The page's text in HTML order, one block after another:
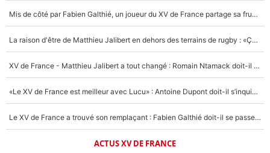
Mis de côté par Fabien Galthié, un joueur du XV de France partage sa frustration : «ils ne me l’ont pas dit tout de suite»
La raison d'être de Matthieu Jalibert en dehors des terrains de rugby : «Ça m'atteint autant que si tu touches à un membre de ma famille»
XV de France - Matthieu Jalibert a tout changé : Romain Ntamack doit-il s’inquiéter pour sa place à un an de la Coupe du monde ?
«Le XV de France est meilleur avec Lucu» : Antoine Dupont doit-il s’inquiéter pour sa place ?
Le XV de France a trouvé son remplaçant : Fabien Galthié doit-il se passer d'Antoine Dupont ?
ACTUS XV DE FRANCE